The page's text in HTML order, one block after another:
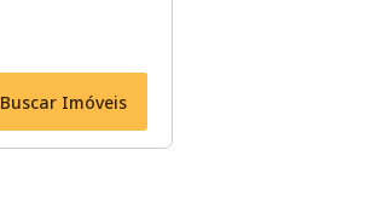
Buscar Imóveis